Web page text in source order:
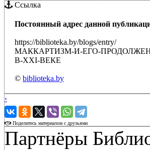
Ссылка
Постоянный адрес данной
https://biblioteka.by/blogs/entry/
МАККАРТИЗМ-И-ЕГО-
В-XXI-ВЕКЕ
© biblioteka.by
‹
›
Поделитесь материалом с друзьями
Партнёры